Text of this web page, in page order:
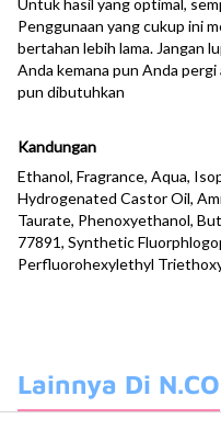
Untuk hasil yang optimal,
Penggunaan yang cukup ini
bertahan lebih lama. Jangan
Anda kemana pun Anda pergi
pun dibutuhkan
Kandungan
Ethanol, Fragrance, Aqua,
Hydrogenated Castor Oil,
Taurate, Phenoxyethanol,
77891, Synthetic
Perfluorohexylethyl
Lainnya Di N.CO